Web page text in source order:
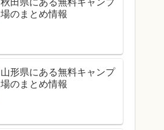
秋田県にある無料キャンプ
場のまとめ情報
山形県にある無料キャンプ
場のまとめ情報